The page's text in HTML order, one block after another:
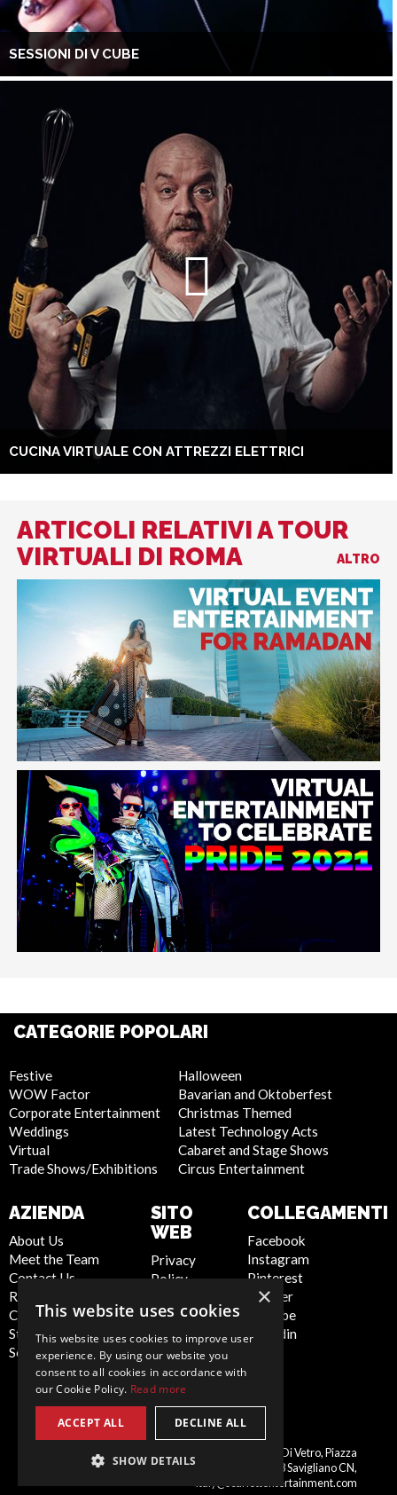
SESSIONI DI V CUBE
CUCINA VIRTUALE CON ATTREZZI ELETTRICI
ARTICOLI RELATIVI A TOUR
VIRTUALI DI ROMA
ALTRO
CATEGORIE POPOLARI
Festive
WOW Factor
Corporate Entertainment
Weddings
Virtual
Trade Shows/Exhibitions
Halloween
Bavarian and Oktoberfest
Christmas Themed
Latest Technology Acts
Cabaret and Stage Shows
Circus Entertainment
AZIENDA
About Us
Meet the Team
Contact Us
Report Abuse
Compliance
Statement -
Seafarers
SITO
WEB
Privacy
Policy
Policy
Artist Sign
Up
Terms and
Conditions
Sitemap
COLLEGAMENTI
Facebook
Instagram
Pinterest
Twitter
Youtube
Linkedin
Scarlett Entertainment Italy, Palazzo Di Vetro, Piazza
Schiaparelli, 10, 12038 Savigliano CN,
italy@scarlettentertainment.com
×
This website uses cookies
This website uses cookies to improve user
experience. By using our website you
consent to all cookies in accordance with
our Cookie Policy. Read more
ACCEPT ALL DECLINE ALL
SHOW DETAILS